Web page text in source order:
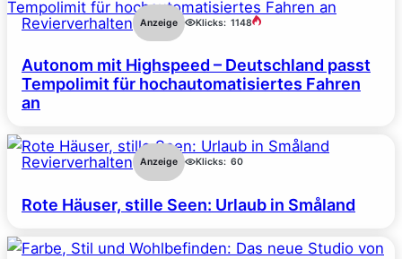
Revierverhalten Anzeige Klicks: 1148
Autonom mit Highspeed – Deutschland passt
Tempolimit für hochautomatisiertes Fahren
an
Revierverhalten Anzeige Klicks: 60
Rote Häuser, stille Seen: Urlaub in Småland